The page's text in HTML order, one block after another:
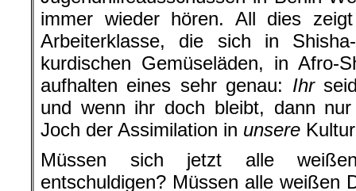
immer wieder hören. All dies
Arbeiterklasse, die sich in
kurdischen Gemüseläden, in Afro-
aufhalten eines sehr genau: Ihr
und wenn ihr doch bleibt, dann
Joch der Assimilation in unsere
Müssen sich jetzt alle
entschuldigen? Müssen alle weißen